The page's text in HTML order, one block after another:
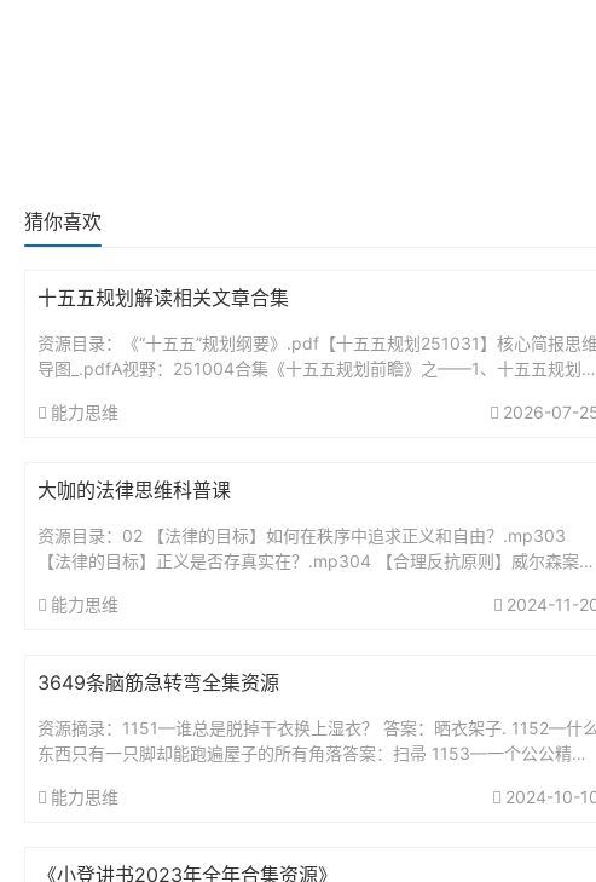
猜你喜欢
十五五规划解读相关文章合集
资源目录：《“十五五”规划纲要》.pdf【十五五规划251031】核心简报思维
导图_.pdfA视野：251004合集《十五五规划前瞻》之——1、十五五规划前
能力思维
2026-07-
大咖的法律思维科普课
资源目录：02 【法律的目标】如何在秩序中追求正义和自由？.mp303
【法律的目标】正义是否存真实在？.mp304 【合理反抗原则】威尔森案：
能力思维
2024-11-
3649条脑筋急转弯全集资源
资源摘录：1151—谁总是脱掉干衣换上湿衣？ 答案：晒衣架子. 1152—什么
东西只有一只脚却能跑遍屋子的所有角落答案：扫帚 1153—一个公公精神
能力思维
2024-10-
《小登讲书2023年全年合集资源》